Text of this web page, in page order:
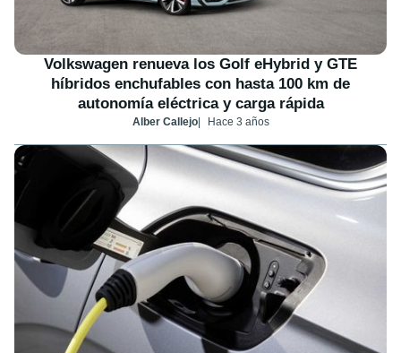
Volkswagen renueva los Golf eHybrid y GTE
híbridos enchufables con hasta 100 km de
autonomía eléctrica y carga rápida
Alber Callejo Hace 3 años